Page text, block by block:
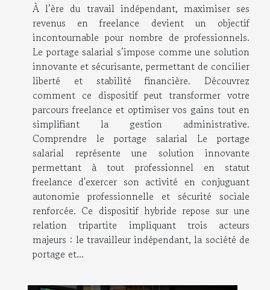
À l’ère du travail indépendant, maximiser ses
revenus en freelance devient un objectif
incontournable pour nombre de professionnels.
Le portage salarial s’impose comme une solution
innovante et sécurisante, permettant de concilier
liberté et stabilité financière. Découvrez
comment ce dispositif peut transformer votre
parcours freelance et optimiser vos gains tout en
simplifiant la gestion administrative.
Comprendre le portage salarial Le portage
salarial représente une solution innovante
permettant à tout professionnel en statut
freelance d'exercer son activité en conjuguant
autonomie professionnelle et sécurité sociale
renforcée. Ce dispositif hybride repose sur une
relation tripartite impliquant trois acteurs
majeurs : le travailleur indépendant, la société de
portage et...